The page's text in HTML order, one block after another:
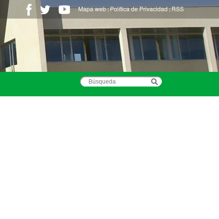
Mapa web|Política de Privacidad | RSS